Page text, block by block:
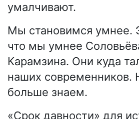
умалчивают.
Мы становимся умнее.
что мы умнее
Карамзина. Они куда
наших современников.
больше знаем.
«Срок давности» для